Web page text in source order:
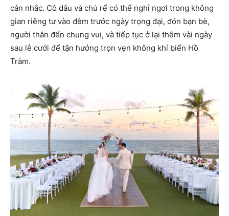
cân nhắc. Cô dâu và chú rể có thể nghỉ ngơi trong không
gian riêng tư vào đêm trước ngày trọng đại, đón bạn bè,
người thân đến chung vui, và tiếp tục ở lại thêm vài ngày
sau lễ cưới để tận hưởng trọn vẹn không khí biển Hồ
Tràm.